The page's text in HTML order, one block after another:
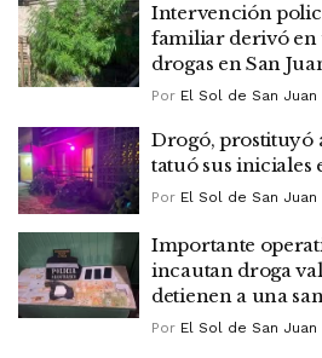
Intervención
familiar derivó en
drogas en San
Por El Sol de San Juan
Drogó, prostituyó
tatuó sus iniciales
Por El Sol de San Juan
Importante
incautan droga
detienen a una
Por El Sol de San Juan